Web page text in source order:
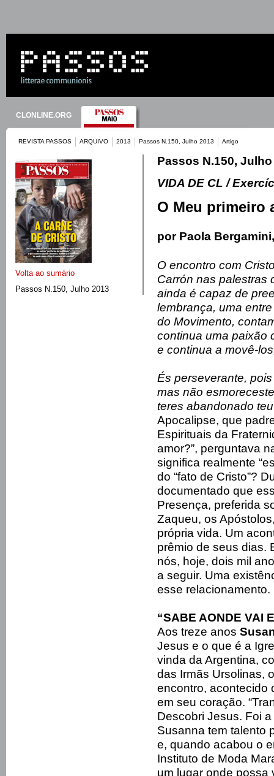
CLONLINE.ORG
REVISTA PASSOS ARQUIVO 2013 Passos N.150, Julho 2013 Artigo
Volta ao sumário
Passos N.150, Julho 2013
Passos N.150, Julho
VIDA DE CL /
O Meu primeiro
por Paola
O encontro com
Carrón nas palestras
ainda é capaz de
lembrança, uma
do Movimento,
continua uma paixão
e continua a movê-
És perseverante,
mas não
teres abandonado
Apocalipse, que
Espirituais da
amor?”, perguntava
significa realmente
do “fato de Cristo”?
documentado que
Presença, preferida
Zaqueu, os
própria vida. Um
prêmio de seus dias.
nós, hoje, dois mil
a seguir. Uma
esse relacionamento.
“SABE AONDE VAI
Aos treze anos
Jesus e o que é a
vinda da Argentina,
das Irmãs Ursolinas,
encontro, acontecido
em seu coração.
Descobri Jesus. Foi
Susanna tem talento
e, quando acabou o
Instituto de Moda
um lugar onde possa